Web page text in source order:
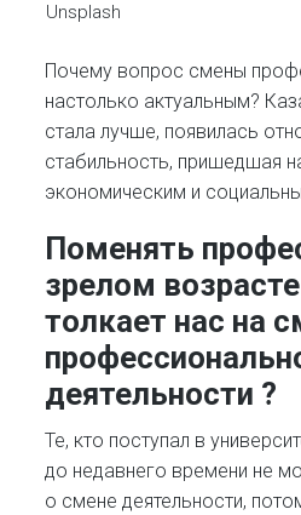
Unsplash
Почему вопрос смены
настолько актуальным?
стала лучше, появилась
стабильность, пришедшая
экономическим и
Поменять
зрелом
толкает нас на
деятельности ?
Те, кто поступал в
до недавнего времени не
о смене деятельности,